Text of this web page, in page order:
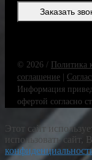
Заказать
© 2026 / Политика
соглашение |
Информация
офертой согласно
Этот сайт
использовать сайт,